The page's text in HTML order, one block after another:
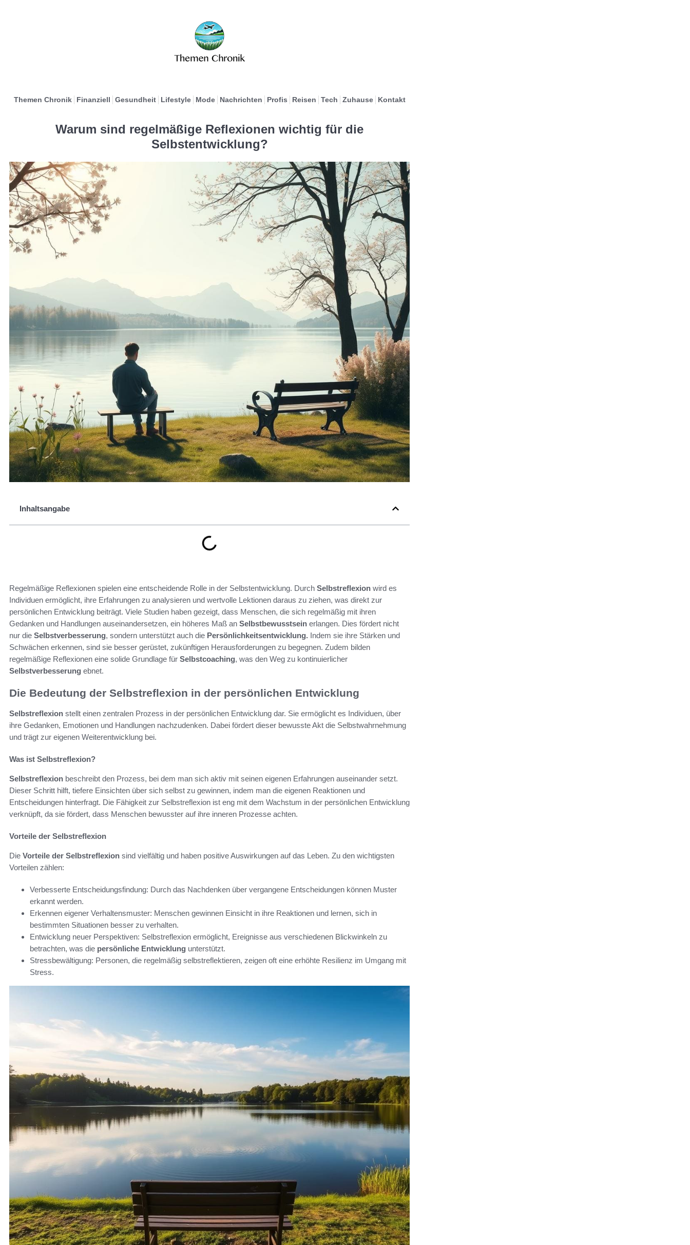
Themen Chronik Finanziell Gesundheit Lifestyle Mode Nachrichten Profis Reisen Tech Zuhause Kontakt
Warum sind regelmäßige Reflexionen wichtig für die
Selbstentwicklung?
Inhaltsangabe
Regelmäßige Reflexionen spielen eine entscheidende Rolle in der Selbstentwicklung. Durch Selbstreflexion wird es
Individuen ermöglicht, ihre Erfahrungen zu analysieren und wertvolle Lektionen daraus zu ziehen, was direkt zur
persönlichen Entwicklung beiträgt. Viele Studien haben gezeigt, dass Menschen, die sich regelmäßig mit ihren
Gedanken und Handlungen auseinandersetzen, ein höheres Maß an Selbstbewusstsein erlangen. Dies fördert nicht
nur die Selbstverbesserung, sondern unterstützt auch die Persönlichkeitsentwicklung. Indem sie ihre Stärken und
Schwächen erkennen, sind sie besser gerüstet, zukünftigen Herausforderungen zu begegnen. Zudem bilden
regelmäßige Reflexionen eine solide Grundlage für Selbstcoaching, was den Weg zu kontinuierlicher
Selbstverbesserung ebnet.
Die Bedeutung der Selbstreflexion in der persönlichen Entwicklung
Selbstreflexion stellt einen zentralen Prozess in der persönlichen Entwicklung dar. Sie ermöglicht es Individuen, über
ihre Gedanken, Emotionen und Handlungen nachzudenken. Dabei fördert dieser bewusste Akt die Selbstwahrnehmung
und trägt zur eigenen Weiterentwicklung bei.
Was ist Selbstreflexion?
Selbstreflexion beschreibt den Prozess, bei dem man sich aktiv mit seinen eigenen Erfahrungen auseinander setzt.
Dieser Schritt hilft, tiefere Einsichten über sich selbst zu gewinnen, indem man die eigenen Reaktionen und
Entscheidungen hinterfragt. Die Fähigkeit zur Selbstreflexion ist eng mit dem Wachstum in der persönlichen Entwicklung
verknüpft, da sie fördert, dass Menschen bewusster auf ihre inneren Prozesse achten.
Vorteile der Selbstreflexion
Die Vorteile der Selbstreflexion sind vielfältig und haben positive Auswirkungen auf das Leben. Zu den wichtigsten
Vorteilen zählen:
Verbesserte Entscheidungsfindung: Durch das Nachdenken über vergangene Entscheidungen können Muster
erkannt werden.
Erkennen eigener Verhaltensmuster: Menschen gewinnen Einsicht in ihre Reaktionen und lernen, sich in
bestimmten Situationen besser zu verhalten.
Entwicklung neuer Perspektiven: Selbstreflexion ermöglicht, Ereignisse aus verschiedenen Blickwinkeln zu
betrachten, was die persönliche Entwicklung unterstützt.
Stressbewältigung: Personen, die regelmäßig selbstreflektieren, zeigen oft eine erhöhte Resilienz im Umgang mit
Stress.